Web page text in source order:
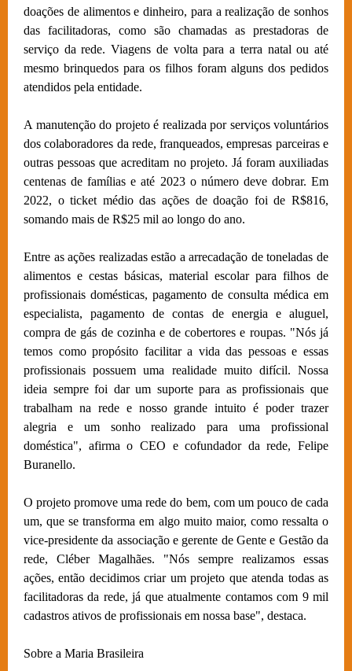
doações de alimentos e dinheiro, para a realização de sonhos
das facilitadoras, como são chamadas as prestadoras de
serviço da rede. Viagens de volta para a terra natal ou até
mesmo brinquedos para os filhos foram alguns dos pedidos
atendidos pela entidade.
A manutenção do projeto é realizada por serviços voluntários
dos colaboradores da rede, franqueados, empresas parceiras e
outras pessoas que acreditam no projeto. Já foram auxiliadas
centenas de famílias e até 2023 o número deve dobrar. Em
2022, o ticket médio das ações de doação foi de R$816,
somando mais de R$25 mil ao longo do ano.
Entre as ações realizadas estão a arrecadação de toneladas de
alimentos e cestas básicas, material escolar para filhos de
profissionais domésticas, pagamento de consulta médica em
especialista, pagamento de contas de energia e aluguel,
compra de gás de cozinha e de cobertores e roupas. "Nós já
temos como propósito facilitar a vida das pessoas e essas
profissionais possuem uma realidade muito difícil. Nossa
ideia sempre foi dar um suporte para as profissionais que
trabalham na rede e nosso grande intuito é poder trazer
alegria e um sonho realizado para uma profissional
doméstica", afirma o CEO e cofundador da rede, Felipe
Buranello.
O projeto promove uma rede do bem, com um pouco de cada
um, que se transforma em algo muito maior, como ressalta o
vice-presidente da associação e gerente de Gente e Gestão da
rede, Cléber Magalhães. "Nós sempre realizamos essas
ações, então decidimos criar um projeto que atenda todas as
facilitadoras da rede, já que atualmente contamos com 9 mil
cadastros ativos de profissionais em nossa base", destaca.
Sobre a Maria Brasileira